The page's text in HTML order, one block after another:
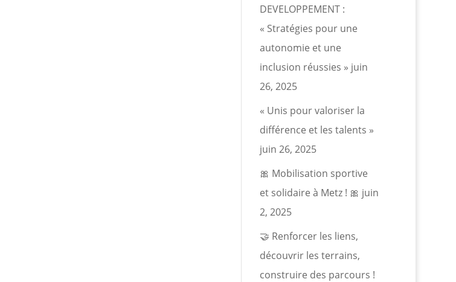
DEVELOPPEMENT :
« Stratégies pour une
autonomie et une
inclusion réussies » juin
26, 2025
« Unis pour valoriser la
différence et les talents »
juin 26, 2025
🎀 Mobilisation sportive
et solidaire à Metz ! 🎀 juin
2, 2025
🤝 Renforcer les liens,
découvrir les terrains,
construire des parcours !